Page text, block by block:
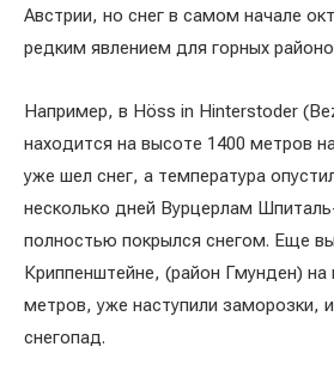
Австрии, но снег в самом начале
редким явлением для горных
Например, в Höss in Hinterstoder
находится на высоте 1400 метров
уже шел снег, а температура
несколько дней Вурцерлам
полностью покрылся снегом. Еще
Криппенштейне, (район Гмунден) на
метров, уже наступили заморозки,
снегопад.